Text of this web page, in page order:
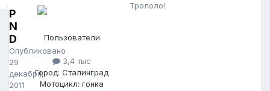
P
N
D
Опубликовано
29
декабря,
2011
Пользователи
3,4 тыс
Город: Сталинград
Мотоцикл: гонка
Трололо!